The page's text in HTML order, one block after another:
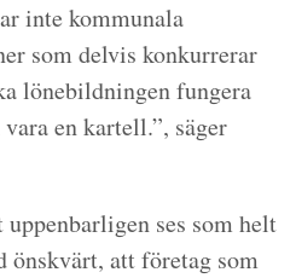
inte kommunala
som delvis konkurrerar
lönebildningen fungera
en kartell.”, säger
ses som helt
att företag som